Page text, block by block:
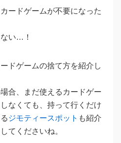
ードゲームが不要になった
い…！
ドゲームの捨て方を紹介し
合、まだ使えるカードゲー
なくても、持って行くだけ
ジモティースポット も紹介
てくださいね。